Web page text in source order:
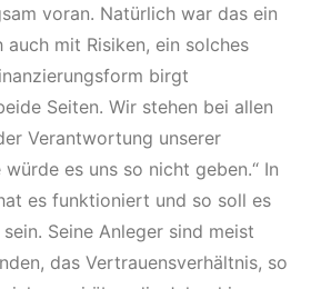
voran. Natürlich war das ein
auch mit Risiken, ein solches
birgt
Seiten. Wir stehen bei allen
Verantwortung unserer
es uns so nicht geben.“ In
es funktioniert und so soll es
Seine Anleger sind meist
das Vertrauensverhältnis, so